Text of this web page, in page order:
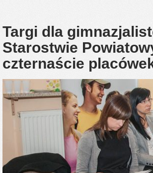
Targi dla
Starostwie
czternaście